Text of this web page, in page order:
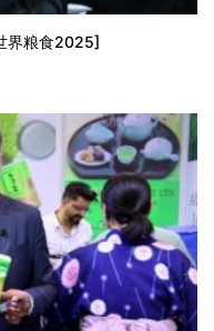
界粮食2025]